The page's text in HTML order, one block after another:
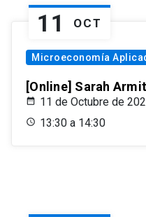
11 OCT
Microeconomía
[Online] Sarah
11 de Octubre de
13:30 a 14:30